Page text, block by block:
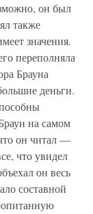
он был
также
значения.
переполняла
Брауна
деньги.
на самом
он читал —
что увидел
он весь
составной